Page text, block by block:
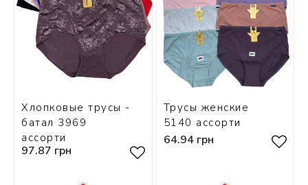
Хлопковые трусы -
батал 3969
ассорти
97.87 грн
Трусы женские
5140 ассорти
64.94 грн